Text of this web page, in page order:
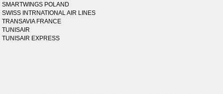
SMARTWINGS POLAND
SWISS INTRNATIONAL AIR LINES
TRANSAVIA FRANCE
TUNISAIR
TUNISAIR EXPRESS